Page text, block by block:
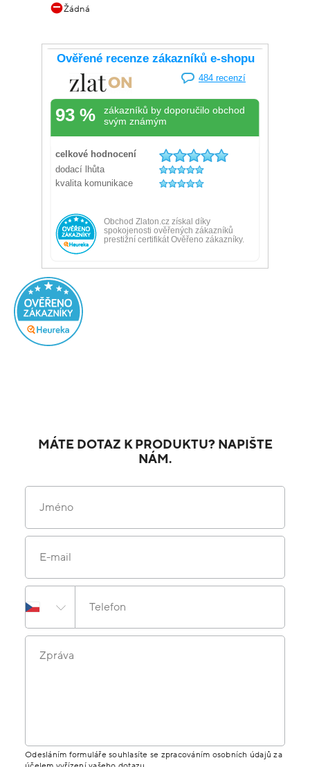
Žádná
MÁTE DOTAZ K PRODUKTU? NAPIŠTE
NÁM.
Jméno
E-mail
Telefon
Zpráva
Odesláním formuláře souhlasíte se zpracováním osobních údajů za